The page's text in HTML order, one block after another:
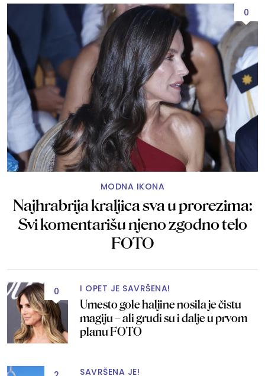
0
MODNA IKONA
Najhrabrija kraljica sva u prorezima:
Svi komentarišu njeno zgodno telo
FOTO
0 I OPET JE SAVRŠENA!
Umesto gole haljine nosila je čistu
magiju – ali grudi su i dalje u prvom
planu FOTO
SAVRŠENA JE!